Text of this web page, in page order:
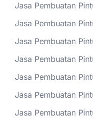
Jasa Pembuatan
Jasa Pembuatan
Jasa Pembuatan
Jasa Pembuatan
Jasa Pembuatan
Jasa Pembuatan
Jasa Pembuatan